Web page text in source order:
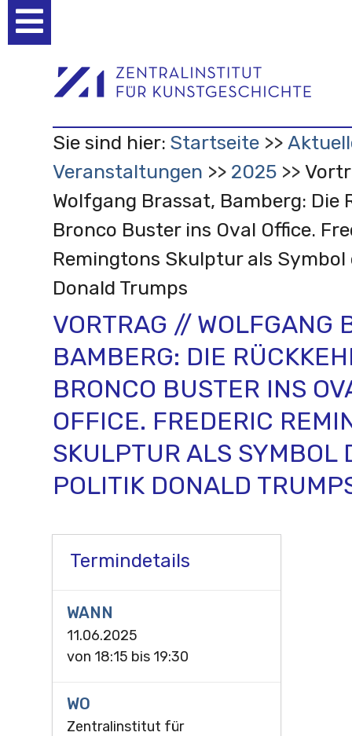
Werkzeuge
Sie sind hier: Startseite
Veranstaltungen
2025
Wolfgang Brassat, Bamberg: Die
Bronco Buster ins Oval Office.
Remingtons Skulptur als Symbol
Donald Trumps
VORTRAG // WOLFGANG
BAMBERG: DIE
BRONCO BUSTER INS
OFFICE. FREDERIC
SKULPTUR ALS SYMBOL
POLITIK DONALD
Termindetails
WANN
11.06.2025
von 18:15 bis 19:30
WO
Zentralinstitut für